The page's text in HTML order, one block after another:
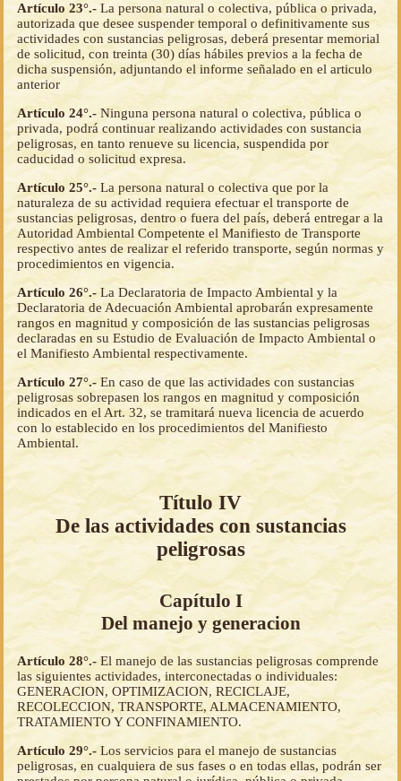
Artículo 23°.- La persona natural o colectiva, pública o privada,
autorizada que desee suspender temporal o definitivamente sus
actividades con sustancias peligrosas, deberá presentar memorial
de solicitud, con treinta (30) días hábiles previos a la fecha de
dicha suspensión, adjuntando el informe señalado en el articulo
anterior
Artículo 24°.- Ninguna persona natural o colectiva, pública o
privada, podrá continuar realizando actividades con sustancia
peligrosas, en tanto renueve su licencia, suspendida por
caducidad o solicitud expresa.
Artículo 25°.- La persona natural o colectiva que por la
naturaleza de su actividad requiera efectuar el transporte de
sustancias peligrosas, dentro o fuera del país, deberá entregar a la
Autoridad Ambiental Competente el Manifiesto de Transporte
respectivo antes de realizar el referido transporte, según normas y
procedimientos en vigencia.
Artículo 26°.- La Declaratoria de Impacto Ambiental y la
Declaratoria de Adecuación Ambiental aprobarán expresamente
rangos en magnitud y composición de las sustancias peligrosas
declaradas en su Estudio de Evaluación de Impacto Ambiental o
el Manifiesto Ambiental respectivamente.
Artículo 27°.- En caso de que las actividades con sustancias
peligrosas sobrepasen los rangos en magnitud y composición
indicados en el Art. 32, se tramitará nueva licencia de acuerdo
con lo establecido en los procedimientos del Manifiesto
Ambiental.
Título IV
De las actividades con sustancias
peligrosas
Capítulo I
Del manejo y generacion
Artículo 28°.- El manejo de las sustancias peligrosas comprende
las siguientes actividades, interconectadas o individuales:
GENERACION, OPTIMIZACION, RECICLAJE,
RECOLECCION, TRANSPORTE, ALMACENAMIENTO,
TRATAMIENTO Y CONFINAMIENTO.
Artículo 29°.- Los servicios para el manejo de sustancias
peligrosas, en cualquiera de sus fases o en todas ellas, podrán ser